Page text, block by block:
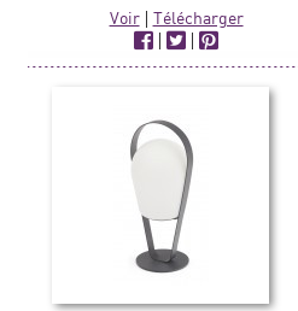
Voir| Télécharger
|
|